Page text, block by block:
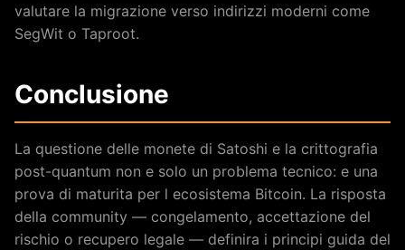
valutare la migrazione verso indirizzi moderni come
SegWit o Taproot.
Conclusione
La questione delle monete di Satoshi e la crittografia
post-quantum non e solo un problema tecnico: e una
prova di maturita per l ecosistema Bitcoin. La risposta
della community — congelamento, accettazione del
rischio o recupero legale — definira i principi guida del